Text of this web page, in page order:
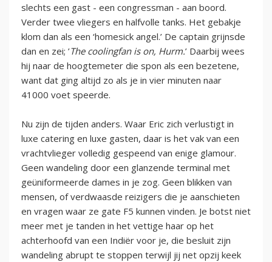
slechts een gast - een congressman - aan boord.
Verder twee vliegers en halfvolle tanks. Het gebakje
klom dan als een ‘homesick angel.’ De captain grijnsde
dan en zei; ’The coolingfan is on, Hurm.’ Daarbij wees
hij naar de hoogtemeter die spon als een bezetene,
want dat ging altijd zo als je in vier minuten naar
41000 voet speerde.
Nu zijn de tijden anders. Waar Eric zich verlustigt in
luxe catering en luxe gasten, daar is het vak van een
vrachtvlieger volledig gespeend van enige glamour.
Geen wandeling door een glanzende terminal met
geüniformeerde dames in je zog. Geen blikken van
mensen, of verdwaasde reizigers die je aanschieten
en vragen waar ze gate F5 kunnen vinden. Je botst niet
meer met je tanden in het vettige haar op het
achterhoofd van een Indiër voor je, die besluit zijn
wandeling abrupt te stoppen terwijl jij net opzij keek